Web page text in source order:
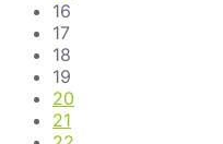
16
17
18
19
20
21